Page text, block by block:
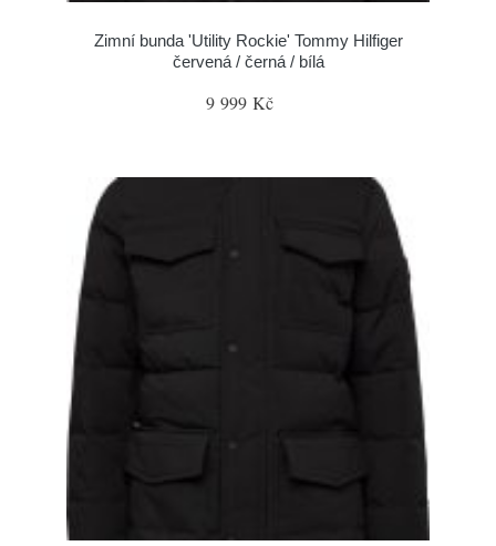
Zimní bunda 'Utility Rockie' Tommy Hilfiger
červená / černá / bílá
9 999 Kč